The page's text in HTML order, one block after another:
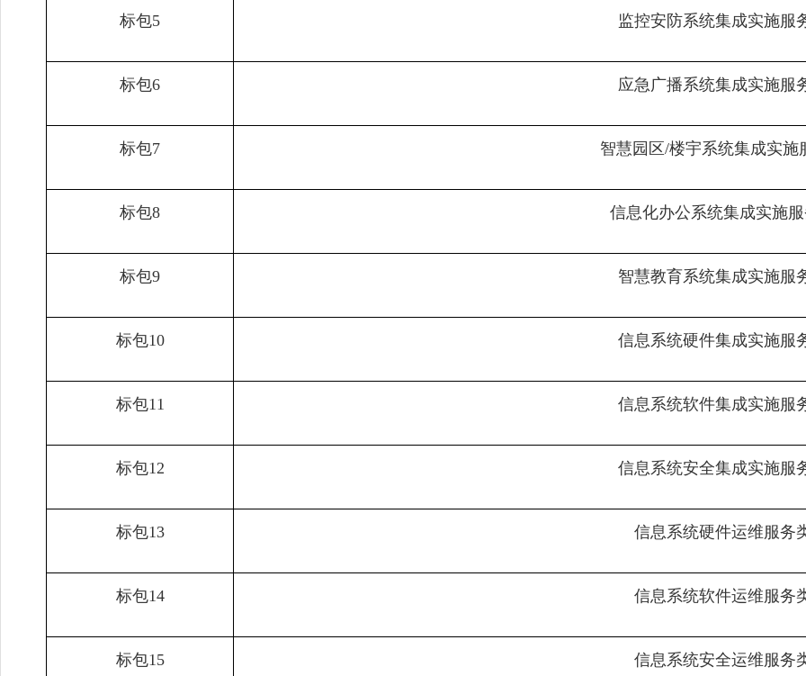
标包5 监控安防系统集成实施服
标包6 应急广播系统集成实施服
标包7 智慧园区/楼宇系统集成实施
标包8 信息化办公系统集成实施
标包9 智慧教育系统集成实施服
标包10 信息系统硬件集成实施服
标包11 信息系统软件集成实施服
标包12 信息系统安全集成实施服
标包13 信息系统硬件运维服务
标包14 信息系统软件运维服务
标包15 信息系统安全运维服务